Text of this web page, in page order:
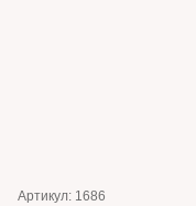
Артикул: 1686